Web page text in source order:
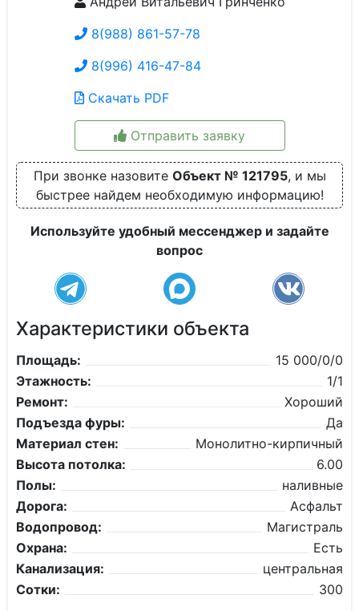
8(988) 861-57-78
8(996) 416-47-84
Скачать PDF
Отправить заявку
При звонке назовите Объект № 121795, и мы
быстрее найдем необходимую информацию!
Используйте удобный мессенджер и задайте
вопрос
Характеристики объекта
Площадь:
15 000/0/0
Этажность:
1/1
Ремонт:
Хороший
Подъезда фуры:
Да
Материал стен:
Монолитно-кирпичный
Высота потолка:
6.00
Полы:
наливные
Дорога:
Асфальт
Водопровод:
Магистраль
Охрана:
Есть
Канализация:
центральная
Сотки:
300